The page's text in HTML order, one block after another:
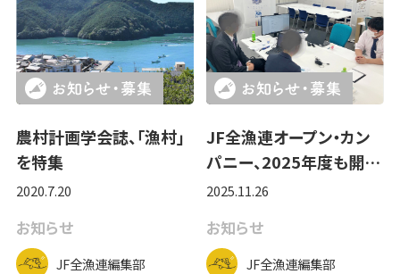
農村計画学会誌、「漁村」
を特集
2020.7.20
お知らせ
JF全漁連編集部
JF全漁連オープン・カン
パニー、2025年度も開…
2025.11.26
お知らせ
JF全漁連編集部